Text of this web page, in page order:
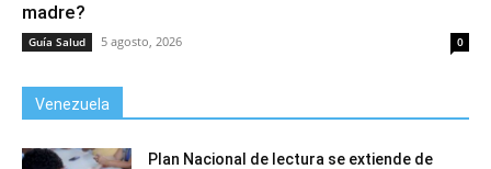
madre?
Guía Salud 5 agosto, 2026 0
Venezuela
Plan Nacional de lectura se extiende de